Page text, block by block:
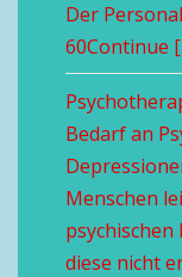
Der
60Continue
Bedarf an
Menschen
diese nicht